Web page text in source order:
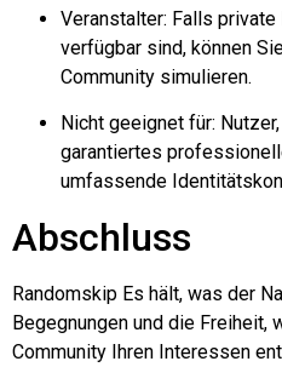
Veranstalter: Falls
verfügbar sind, können
Community simulieren.
Nicht geeignet für:
garantiertes
umfassende
Abschluss
Randomskip Es hält, was der
Begegnungen und die Freiheit,
Community Ihren Interessen